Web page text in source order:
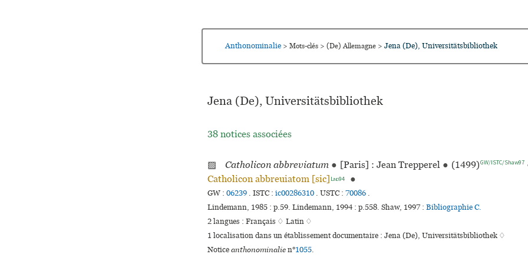
Anthonominalie > Mots-clés > (De) Allemagne > Jena (De), Universitätsbibliothek
Jena (De), Universitätsbibliothek
38 notices associées
▨ Catholicon abbreviatum ● [Paris] : Jean Trepperel ● (1499)GW/ISTC/Shaw97
Catholicon abbreuia­tom [sic] Lind94 ●
GW : 06239 . ISTC : ic00286310 . USTC : 70086 .
Lindemann, 1985 : p.59. Lindemann, 1994 : p.558. Shaw, 1997 : Bibliographie C.
2 langues : Français ♢ Latin ♢
1 localisation dans un établissement documentaire : Jena (De), Universitätsbibliothek ♢
Noticeanthonominalien°1055.